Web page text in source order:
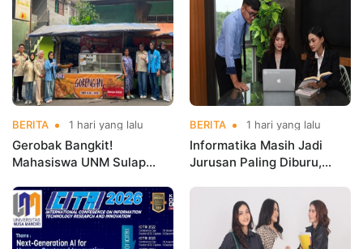
Championships 2026
BERITA 1 hari yang lalu
Gerobak Bangkit!
Mahasiswa UNM Sulap
Menarik dan Laris
BERITA 1 hari yang lalu
Informatika Masih Jadi
Jurusan Paling Diburu,
hingga Cyber Security